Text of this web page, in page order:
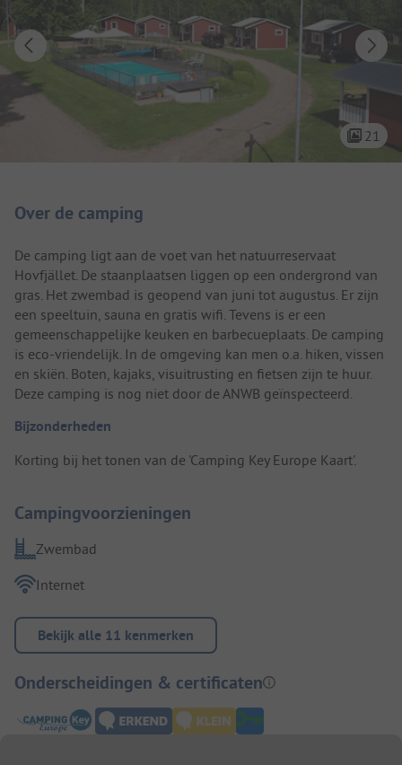
21
Over de camping
De camping ligt aan de voet van het natuurreservaat
Hovfjället. De staanplaatsen liggen op een ondergrond van
gras. Het zwembad is geopend van juni tot augustus. Er zijn
een speeltuin, sauna en gratis wifi. Tevens is er een
gemeenschappelijke keuken en barbecueplaats. De camping
is eco-vriendelijk. In de omgeving kan men o.a. hiken, vissen
en skiën. Boten, kajaks, visuitrusting en fietsen zijn te huur.
Deze camping is nog niet door de ANWB geïnspecteerd.
Bijzonderheden
Korting bij het tonen van de 'Camping Key Europe Kaart'.
Campingvoorzieningen
Zwembad
Internet
Bekijk alle 11 kenmerken
Onderscheidingen & certificaten